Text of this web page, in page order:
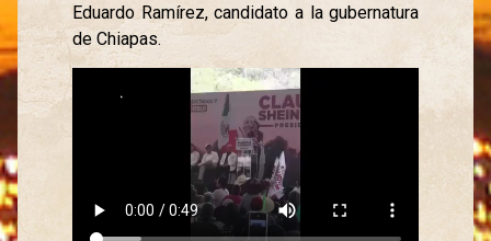
Eduardo Ramírez, candidato a la gubernatura
de Chiapas.